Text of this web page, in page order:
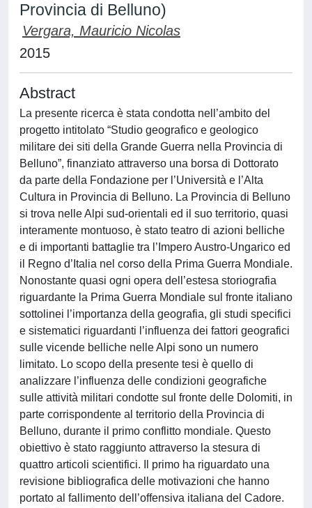
Provincia di Belluno)
Vergara, Mauricio Nicolas
2015
Abstract
La presente ricerca è stata condotta nell’ambito del
progetto intitolato “Studio geografico e geologico
militare dei siti della Grande Guerra nella Provincia di
Belluno”, finanziato attraverso una borsa di Dottorato
da parte della Fondazione per l’Università e l’Alta
Cultura in Provincia di Belluno. La Provincia di Belluno
si trova nelle Alpi sud-orientali ed il suo territorio, quasi
interamente montuoso, è stato teatro di azioni belliche
e di importanti battaglie tra l’Impero Austro-Ungarico ed
il Regno d’Italia nel corso della Prima Guerra Mondiale.
Nonostante quasi ogni opera dell’estesa storiografia
riguardante la Prima Guerra Mondiale sul fronte italiano
sottolinei l’importanza della geografia, gli studi specifici
e sistematici riguardanti l’influenza dei fattori geografici
sulle vicende belliche nelle Alpi sono un numero
limitato. Lo scopo della presente tesi è quello di
analizzare l’influenza delle condizioni geografiche
sulle attività militari condotte sul fronte delle Dolomiti, in
parte corrispondente al territorio della Provincia di
Belluno, durante il primo conflitto mondiale. Questo
obiettivo è stato raggiunto attraverso la stesura di
quattro articoli scientifici. Il primo ha riguardato una
revisione bibliografica delle motivazioni che hanno
portato al fallimento dell’offensiva italiana del Cadore.